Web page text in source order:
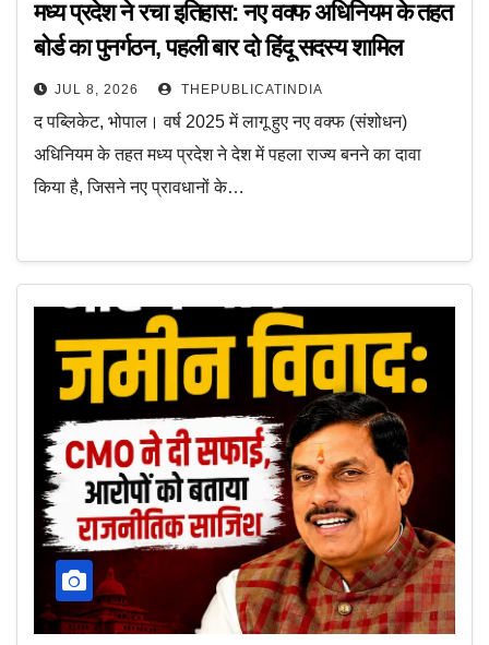
मध्य प्रदेश ने रचा इतिहास: नए वक्फ अधिनियम के तहत
बोर्ड का पुनर्गठन, पहली बार दो हिंदू सदस्य शामिल
JUL 8, 2026 THEPUBLICATINDIA
द पब्लिकेट, भोपाल। वर्ष 2025 में लागू हुए नए वक्फ (संशोधन)
अधिनियम के तहत मध्य प्रदेश ने देश में पहला राज्य बनने का दावा
किया है, जिसने नए प्रावधानों के…